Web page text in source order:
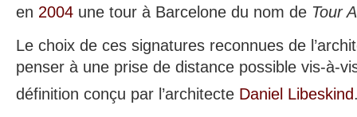
en 2004 une tour à Barcelone du nom de Tour
Le choix de ces signatures reconnues de
penser à une prise de distance possible vis-à-
définition conçu par l’architecte Daniel Libeskind